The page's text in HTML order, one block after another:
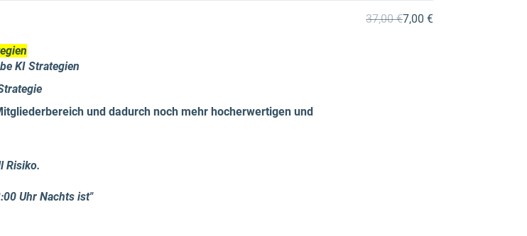
KI Strategien
und dadurch noch mehr hocherwertigen und
Risiko.
Uhr Nachts ist"
37,00 €7,00 €